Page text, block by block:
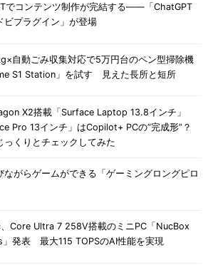
でコンテンツ制作が完結する――「ChatGPT
ビプラグイン」が登場
自動ごみ収集対応で5万円台のペン型掃除機
S1 Station」を試す 見えた長所と短所
X2搭載「Surface Laptop 13.8インチ」
Pro 13インチ」はCopilot+ PCの“完成形”？
っくりとチェックしてみた
ながらゲームができる「ゲーミングロングピロ
Core Ultra 7 258V搭載のミニPC「NucBox
」発表 最大115 TOPSのAI性能を実現